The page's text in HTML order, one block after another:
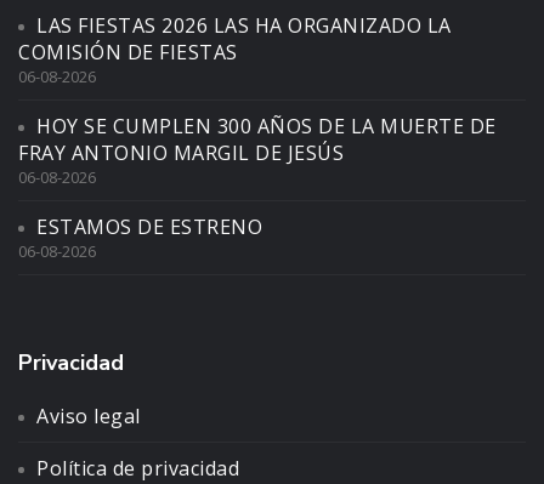
LAS FIESTAS 2026 LAS HA ORGANIZADO LA
COMISIÓN DE FIESTAS
06-08-2026
HOY SE CUMPLEN 300 AÑOS DE LA MUERTE DE
FRAY ANTONIO MARGIL DE JESÚS
06-08-2026
ESTAMOS DE ESTRENO
06-08-2026
Privacidad
Aviso legal
Política de privacidad